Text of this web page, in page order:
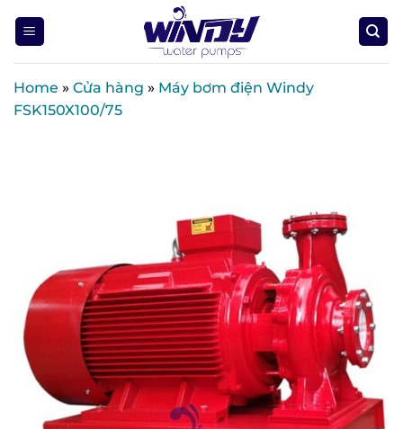
Home » Cửa hàng » Máy bơm điện Windy
FSK150X100/75